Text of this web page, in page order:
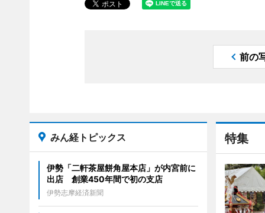
前の
特集
みん経トピックス
伊勢「二軒茶屋餅角屋本店」が内宮前に
出店 創業450年間で初の支店
伊勢志摩経済新聞